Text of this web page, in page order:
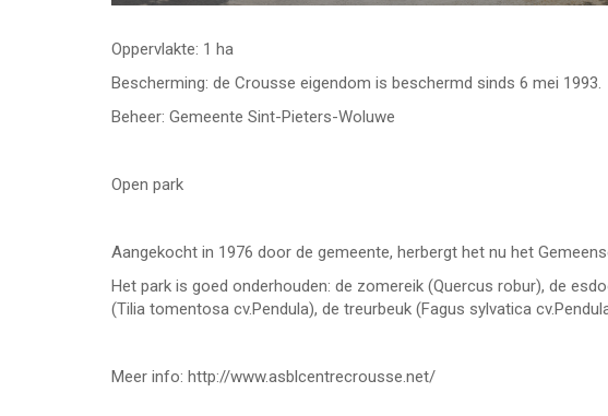
Oppervlakte: 1 ha
Bescherming: de Crousse eigendom is beschermd sinds 6 mei 1993.
Beheer: Gemeente Sint-Pieters-Woluwe
Open park
Aangekocht in 1976 door de gemeente, herbergt het nu het
Het park is goed onderhouden: de zomereik (Quercus robur), de
(Tilia tomentosa cv.Pendula), de treurbeuk (Fagus sylvatica
Meer info: http://www.asblcentrecrousse.net/